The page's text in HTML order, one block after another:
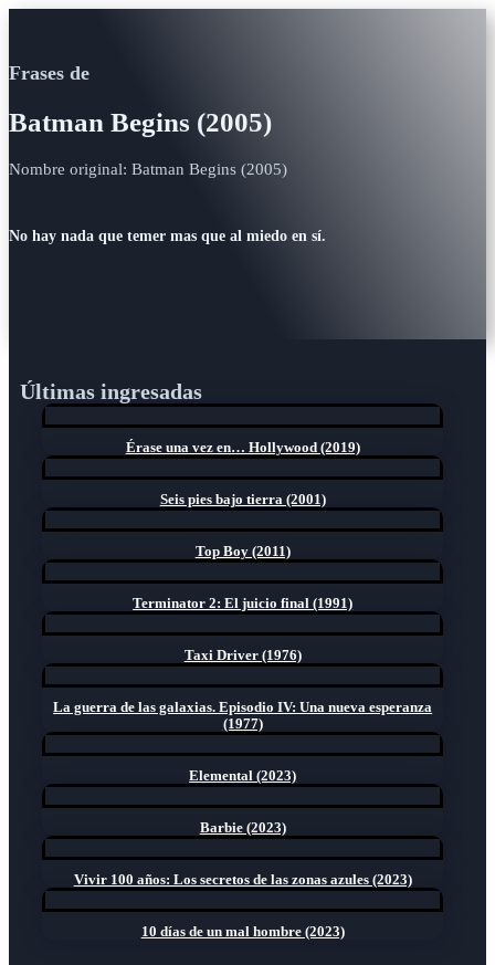
Frases de
Batman Begins (2005)
Nombre original: Batman Begins (2005)
No hay nada que temer mas que al miedo en sí.
Últimas ingresadas
Érase una vez en… Hollywood (2019)
Seis pies bajo tierra (2001)
Top Boy (2011)
Terminator 2: El juicio final (1991)
Taxi Driver (1976)
La guerra de las galaxias. Episodio IV: Una nueva esperanza
(1977)
Elemental (2023)
Barbie (2023)
Vivir 100 años: Los secretos de las zonas azules (2023)
10 días de un mal hombre (2023)